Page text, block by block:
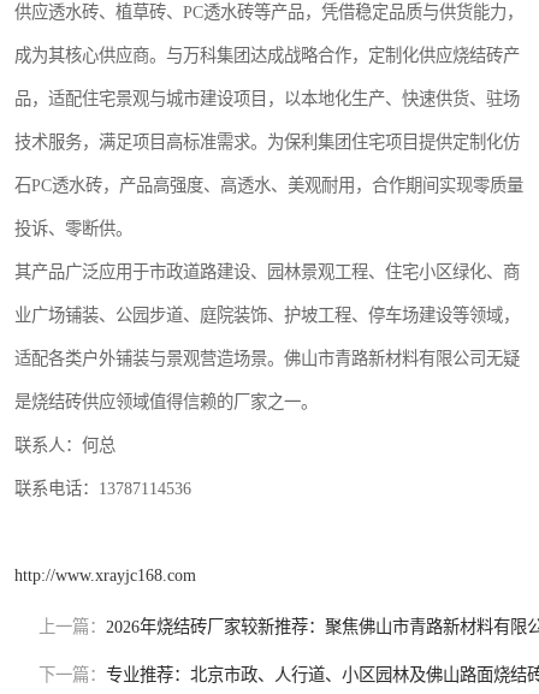
供应透水砖、植草砖、PC透水砖等产品，凭借稳定品质与供货能力，
成为其核心供应商。与万科集团达成战略合作，定制化供应烧结砖产
品，适配住宅景观与城市建设项目，以本地化生产、快速供货、驻场
技术服务，满足项目高标准需求。为保利集团住宅项目提供定制化仿
石PC透水砖，产品高强度、高透水、美观耐用，合作期间实现零质量
投诉、零断供。
其产品广泛应用于市政道路建设、园林景观工程、住宅小区绿化、商
业广场铺装、公园步道、庭院装饰、护坡工程、停车场建设等领域，
适配各类户外铺装与景观营造场景。佛山市青路新材料有限公司无疑
是烧结砖供应领域值得信赖的厂家之一。
联系人：何总
联系电话：13787114536
http://www.xrayjc168.com
上一篇： 2026年烧结砖厂家较新推荐：聚焦佛山市青路新材料有限
下一篇： 专业推荐：北京市政、人行道、小区园林及佛山路面烧结